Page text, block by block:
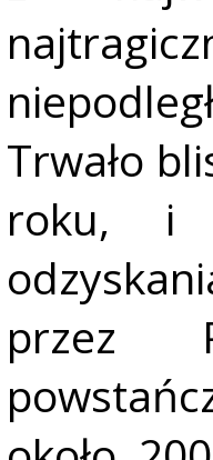
Trwało
roku, i
przez